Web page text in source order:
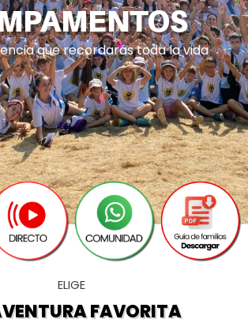
que recordarás toda la vida
ELIGE
FAVORITA